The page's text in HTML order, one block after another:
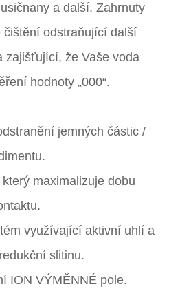
a další. Zahrnuty
čištění odstraňující další
zajišťující, že Vaše voda
hodnoty „000“.
jemných částic /
maximalizuje dobu
využívající aktivní uhlí a
slitinu.
ION VÝMĚNNÉ pole.